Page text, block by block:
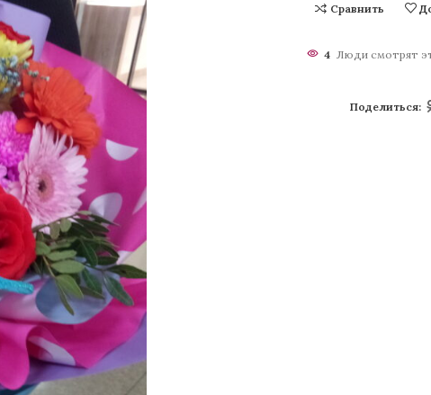
Сравнить
4 Люди смотрят
Поделиться: